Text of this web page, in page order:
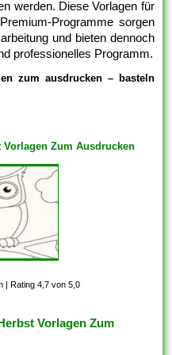
werden. Diese Vorlagen für
Programme sorgen
und bieten dennoch
professionelles Programm.
zum ausdrucken – basteln
Zum Ausdrucken
Rating 4,7 von 5,0
Vorlagen Zum